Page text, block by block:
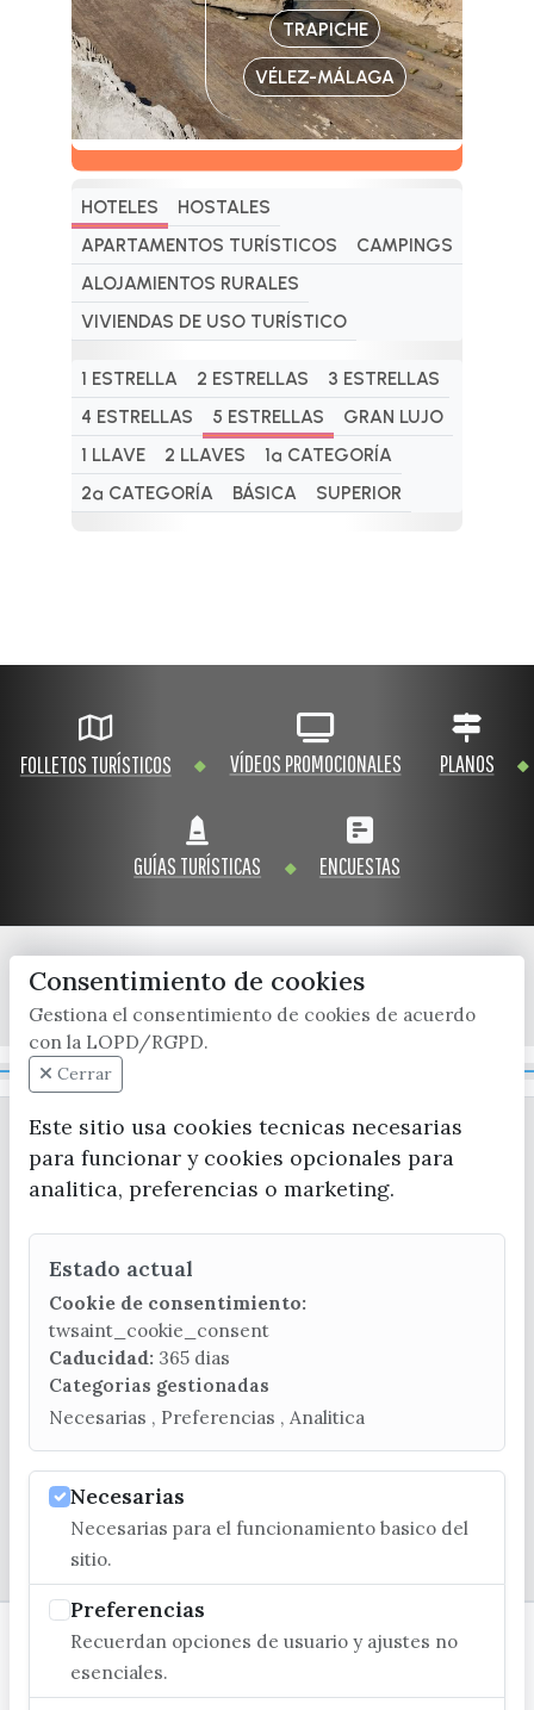
TRAPICHE
VÉLEZ-MÁLAGA
HOTELES
HOSTALES
APARTAMENTOS TURÍSTICOS
CAMPINGS
ALOJAMIENTOS RURALES
VIVIENDAS DE USO TURÍSTICO
1 ESTRELLA 2 ESTRELLAS
3 ESTRELLAS
4 ESTRELLAS
5 ESTRELLAS
GRAN LUJO
1 LLAVE
2 LLAVES
1ª CATEGORÍA
2ª CATEGORÍA
BÁSICA SUPERIOR
FOLLETOS TURÍSTICOS VÍDEOS PROMOCIONALES PLANOS
GUÍAS TURÍSTICAS ENCUESTAS
x / twitter facebook youtube instagram
CONTACTA CON LA OFICINA DE TURISMO
(+34) 952 541 104
turismo@velezmalaga.es
C/ Poniente, 2. CP 29740 - Torre del Mar
Consentimiento de cookies
Gestiona el consentimiento de cookies de acuerdo
con la LOPD/RGPD.
Cerrar
Este sitio usa cookies tecnicas necesarias
para funcionar y cookies opcionales para
analitica, preferencias o marketing.
Estado actual
Cookie de consentimiento:
twsaint_cookie_consent
Caducidad: 365 dias
Categorias gestionadas
Necesarias , Preferencias , Analitica
Necesarias
Necesarias para el funcionamiento basico del
sitio.
Preferencias
Recuerdan opciones de usuario y ajustes no
esenciales.